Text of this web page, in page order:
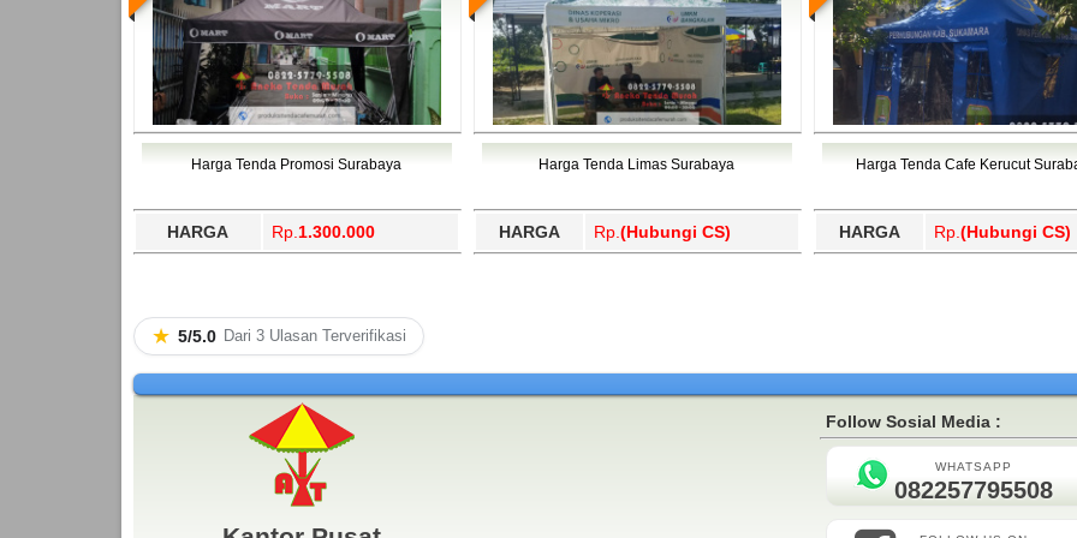
Harga Tenda Promosi Surabaya
HARGA Rp. 1.300.000
Harga Tenda Limas Surabaya
HARGA Rp. (Hubungi CS)
Harga Tenda Cafe Kerucut
HARGA Rp. (Hubungi CS)
★ 5/5.0 Dari 3 Ulasan Terverifikasi
Follow Sosial Media :
WHATSAPP
082257795508